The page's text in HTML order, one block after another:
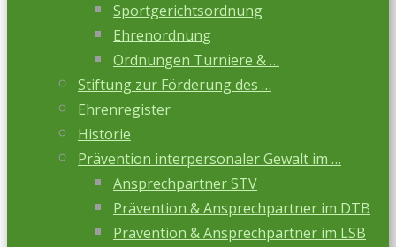
Sportgerichtsordnung
Ehrenordnung
Ordnungen Turniere & …
Stiftung zur Förderung des …
Ehrenregister
Historie
Prävention interpersonaler Gewalt im …
Ansprechpartner STV
Prävention & Ansprechpartner im DTB
Prävention & Ansprechpartner im LSB